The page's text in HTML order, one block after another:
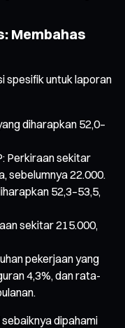
Membahas
spesifik untuk laporan
diharapkan 52,0–
Perkiraan sekitar
sebelumnya 22.000.
52,3–53,5,
sekitar 215.000,
pekerjaan yang
4,3%, dan rata-
dipahami